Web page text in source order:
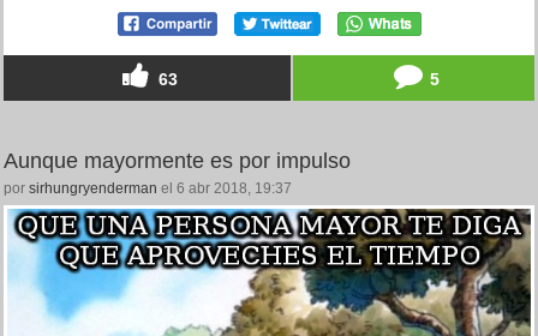
63 5
Aunque mayormente es por impulso
por sirhungryenderman el 6 abr 2018, 19:37